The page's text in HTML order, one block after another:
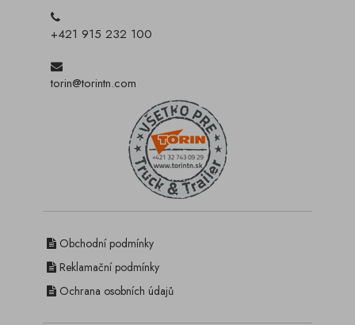
+421 915 232 100
torin@torintn.com
Obchodní podmínky
Reklamační podmínky
Ochrana osobních údajů